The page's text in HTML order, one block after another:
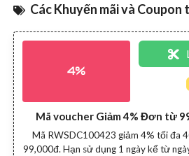
Các Khuyến mãi và
4%
Mã voucher Giảm 4% Đơn từ
Mã RWSDC100423 giảm 4% tối đa
99,000đ. Hạn sử dụng 1 ngày kể từ